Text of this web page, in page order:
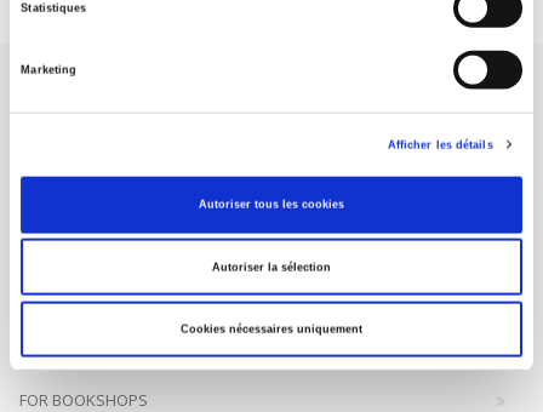
Statistiques
Marketing
Afficher les détails
Autoriser tous les cookies
Autoriser la sélection
Cookies nécessaires uniquement
SCIENCES PO UNIVERSITY PRESS has a threefold role: to publish
help public and political debate.continue
FOREIGN RIGHTS
FOR BOOKSHOPS